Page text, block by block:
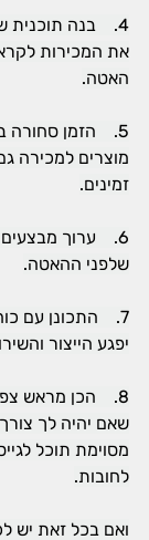
4.    בנה
את המכירות
האטה.
5.    הזמן
מוצרים למכירה
זמינים.
6.    ערוך
שלפני ההאטה.
7.    התכונן
יפגע הייצור
8.    הכן מראש
שאם יהיה לך
מסוימת תוכל
לחובות.
ואם בכל זאת יש